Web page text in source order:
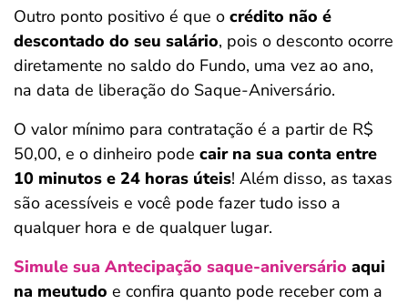
Outro ponto positivo é que o crédito não é
descontado do seu salário, pois o desconto ocorre
diretamente no saldo do Fundo, uma vez ao ano,
na data de liberação do Saque-Aniversário.
O valor mínimo para contratação é a partir de R$
50,00, e o dinheiro pode cair na sua conta entre
10 minutos e 24 horas úteis! Além disso, as taxas
são acessíveis e você pode fazer tudo isso a
qualquer hora e de qualquer lugar.
Simule sua Antecipação saque-aniversário aqui
na meutudo e confira quanto pode receber com a